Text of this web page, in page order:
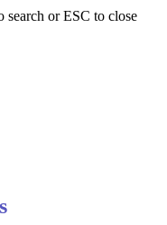
search or ESC to close